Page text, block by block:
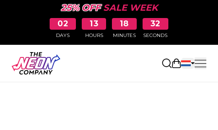
25% OFFSALE WEEK
02
DAYS
13
HOURS
18
MINUTES
32
SECONDS
PAGINA NIET